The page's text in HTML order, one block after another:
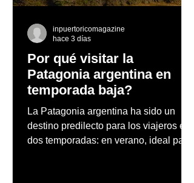
Concha Resort Beach
Por qué visitar la
Patagonia argentina en
temporada baja?
La Patagonia argentina ha sido un
destino predilecto para los viajeros en
dos temporadas: en verano, ideal para
inpuertoricomagazine
hace 3 días